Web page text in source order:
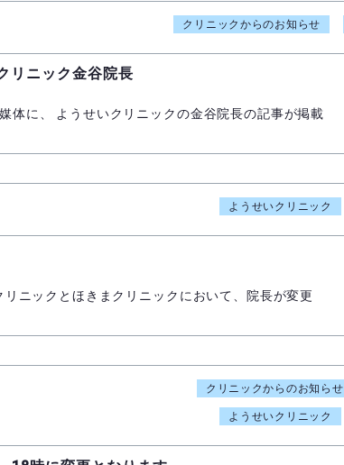
リニック金谷院長
クリニックからのお知らせ
体に、 ようせいクリニックの金谷院長の記事が掲載
ようせいクリニック
ニックとほきまクリニックにおいて、院長が変更
クリニックからのお知らせ
ようせいクリニック